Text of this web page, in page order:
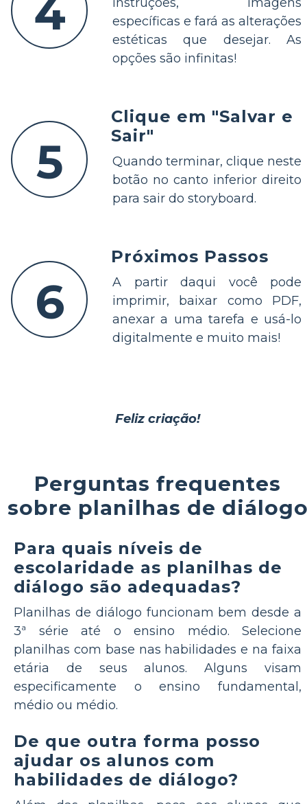
4
específicas e fará as alterações
estéticas que desejar. As
opções são infinitas!
5
Clique em "Salvar e
Sair"
Quando terminar, clique neste
botão no canto inferior direito
para sair do storyboard.
6
Próximos Passos
A partir daqui você pode
imprimir, baixar como PDF,
anexar a uma tarefa e usá-lo
digitalmente e muito mais!
Feliz criação!
Perguntas frequentes
sobre planilhas de
Para quais níveis de
escolaridade as planilhas de
diálogo são adequadas?
Planilhas de diálogo funcionam bem desde a
3ª série até o ensino médio. Selecione
planilhas com base nas habilidades e na faixa
etária de seus alunos. Alguns visam
especificamente o ensino fundamental,
médio ou médio.
De que outra forma posso
ajudar os alunos com
habilidades de diálogo?